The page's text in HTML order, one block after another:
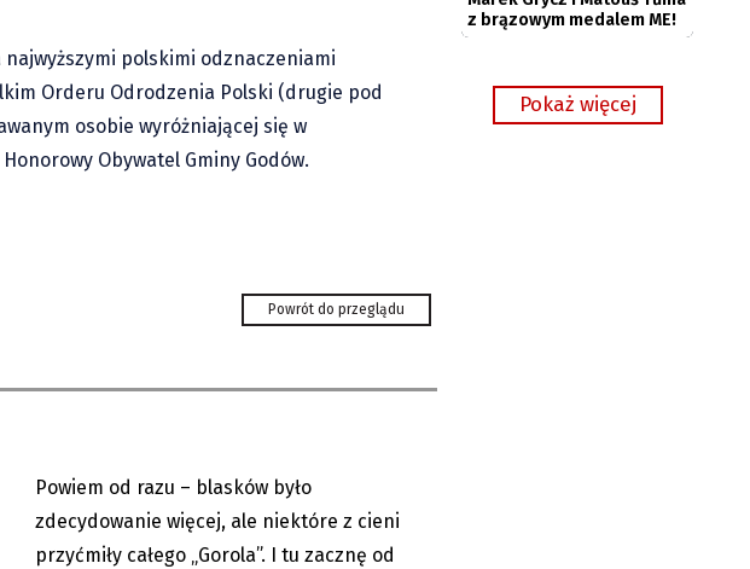
polskimi odznaczeniami
Orderu Odrodzenia Polski (drugie pod
osobie wyróżniającej się w
Obywatel Gminy Godów.
Powrót do przeglądu
Premium
Temat dnia
Daniel Kadłubiec podsumowuje
Powiem od razu – blasków było
zdecydowanie więcej, ale niektóre z cieni
przyćmiły całego „Gorola”. I tu zacznę od